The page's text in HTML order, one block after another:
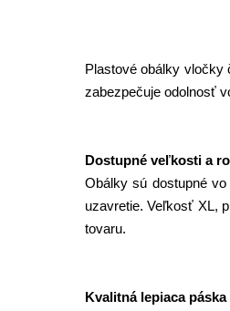
Plastové obálky vločky
zabezpečuje odolnosť
Dostupné veľkosti a
Obálky sú dostupné
uzavretie. Veľkosť XL,
tovaru.
Kvalitná lepiaca páska